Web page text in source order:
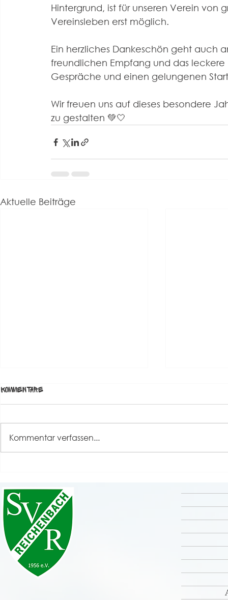
Hintergrund, ist für unseren Verein
Vereinsleben erst möglich.
Ein herzliches Dankeschön geht auch
freundlichen Empfang und das
Gespräche und einen gelungenen
Wir freuen uns auf dieses besondere
zu gestalten 💚🤍
Aktuelle Beiträge
Kommentare
Kommentar verfassen...